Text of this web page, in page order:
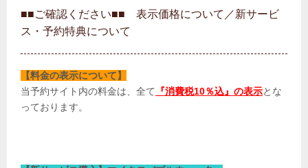
■■ご確認ください■■ 表示価格について／新サービ
ス・予約特典について
【料金の表示について】
当予約サイト内の料金は、全て
『消費税10％込』の表示とな
っております。